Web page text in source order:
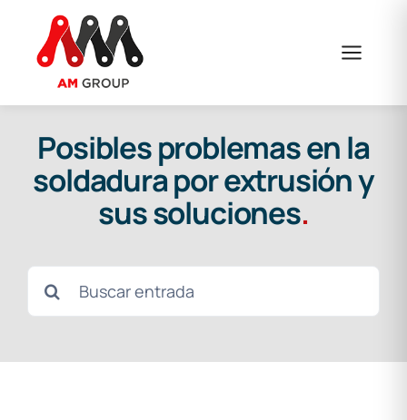
contenido
Posibles problemas en la
soldadura por extrusión y
sus soluciones.
Buscar: